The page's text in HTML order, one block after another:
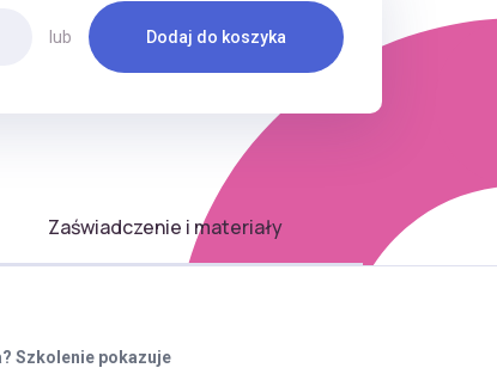
lub Dodaj do koszyka
Zaświadczenie i materiały
Szkolenie pokazuje